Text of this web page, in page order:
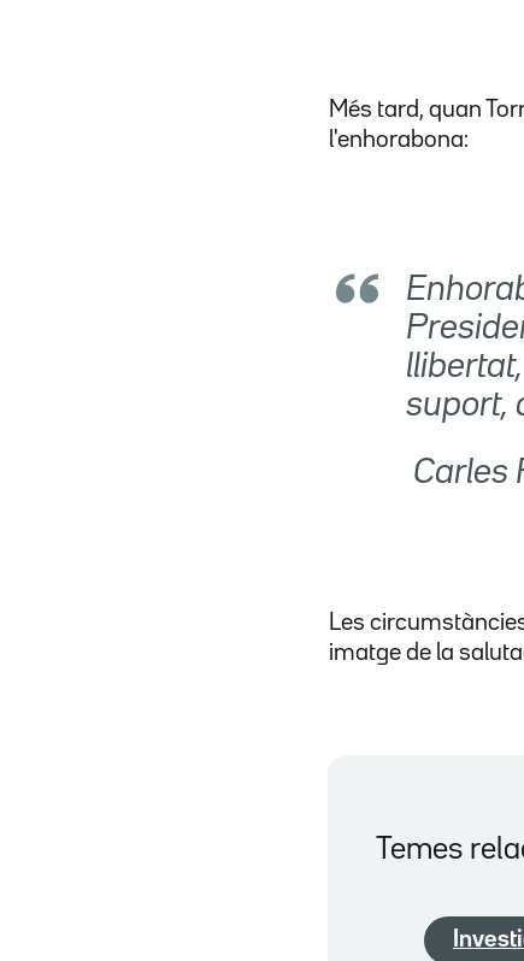
Més tard, quan
l'enhorabona:
suport,

Les
imatge de la
Temes